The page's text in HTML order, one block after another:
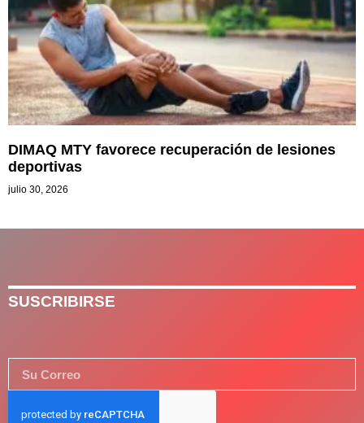
DIMAQ MTY favorece recuperación de lesiones
deportivas
julio 30, 2026
SUSCRIBIRSE